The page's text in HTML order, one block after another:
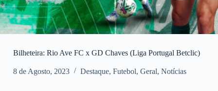
Bilheteira: Rio Ave FC x GD Chaves (Liga Portugal Betclic)
8 de Agosto, 2023 Destaque, Futebol, Geral, Notícias